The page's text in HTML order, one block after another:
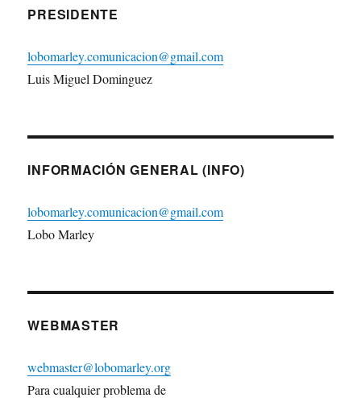
PRESIDENTE
lobomarley.comunicacion@gmail.com
Luis Miguel Dominguez
INFORMACIÓN GENERAL (INFO)
lobomarley.comunicacion@gmail.com
Lobo Marley
WEBMASTER
webmaster@lobomarley.org
Para cualquier problema de